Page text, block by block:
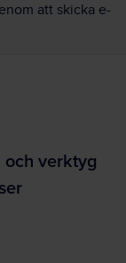
att skicka e-
verktyg